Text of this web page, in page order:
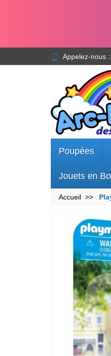
Appelez-nous :
Poupées
Jouets en
Accueil